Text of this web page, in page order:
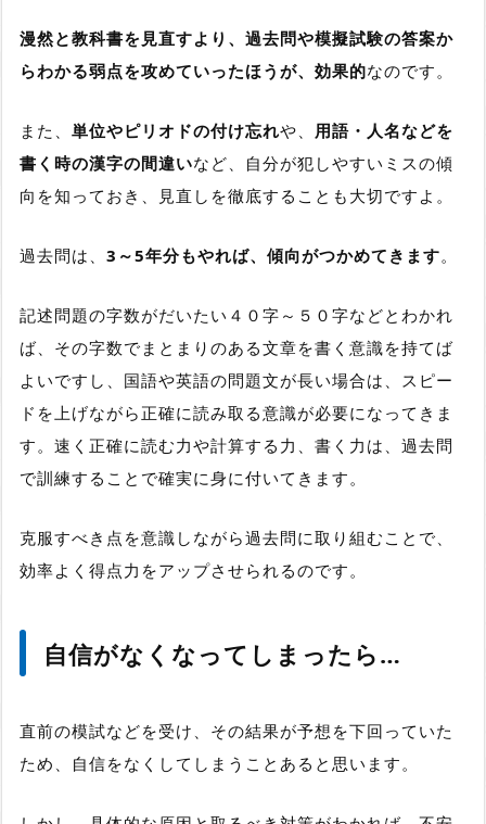
漫然と教科書を見直すより、過去問や模擬試験の答案か
らわかる弱点を攻めていったほうが、効果的なのです。
また、 単位やピリオドの付け忘れや、 用語・人名などを
書く時の漢字の間違いなど、 自分が犯しやすいミスの傾
向 を知っておき、見直しを徹底することも大切ですよ。
過去問は、 3～5年分もやれば、傾向がつかめてきます。
記述問題の字数がだいたい４０字～５０字などとわかれ
ば、その字数でまとまりのある文章を書く意識を持てば
よいですし、国語や英語の問題文が長い場合は、スピー
ドを上げながら正確に読み取る意識が必要になってきま
す。速く正確に読む力や計算する力、書く力は、過去問
で訓練することで確実に身に付いてきます。
克服すべき点を意識しながら過去問に取り組むことで、
効率よく得点力をアップさせられるのです。
自信がなくなってしまったら…
直前の模試などを受け、その結果が予想を下回っていた
ため、自信をなくしてしまうことあると思います。